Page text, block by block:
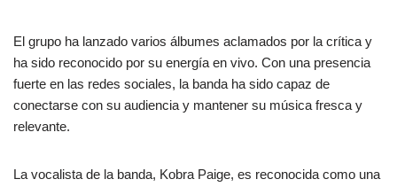
El grupo ha lanzado varios álbumes aclamados por la crítica y
ha sido reconocido por su energía en vivo. Con una presencia
fuerte en las redes sociales, la banda ha sido capaz de
conectarse con su audiencia y mantener su música fresca y
relevante.
La vocalista de la banda, Kobra Paige, es reconocida como una